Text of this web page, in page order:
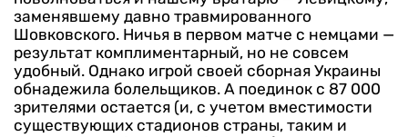
заменявшему давно травмированного
Шовковского. Ничья в первом матче с немцами —
результат комплиментарный, но не совсем
удобный. Однако игрой своей сборная Украины
обнадежила болельщиков. А поединок с 87 000
зрителями остается (и, с учетом вместимости
существующих стадионов страны, таким и